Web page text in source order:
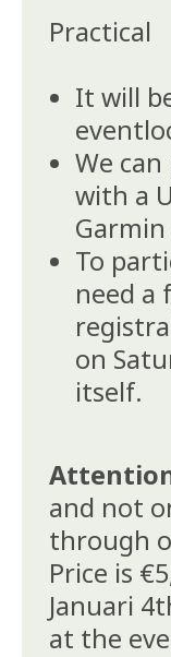
Practical
It will
We can
with a
Garmin
To
need a
on
itself.
and not
through
Price is
Januari
at the